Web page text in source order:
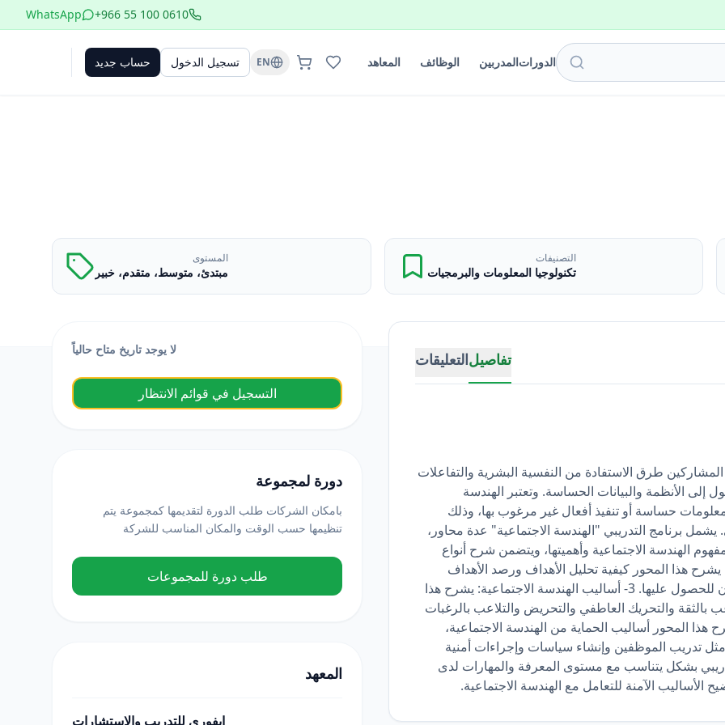
+966 55 100 0610
WhatsApp
الدوراتالمدربين الوظائف المعاهد EN تسجيل الدخول حساب جديد
التصنيفات
تكنولوجيا المعلومات والبرمجيات
المستوى
مبتدئ، متوسط، متقدم، خبير
تفاصيلالتعليقات
المشاركين طرق الاستفادة من النفسية البشرية والتفاعلات
الأنظمة والبيانات الحساسة. وتعتبر الهندسة
معلومات حساسة أو تنفيذ أفعال غير مرغوب بها، وذلك
برنامج التدريبي "الهندسة الاجتماعية" عدة محاور،
مفهوم الهندسة الاجتماعية وأهميتها، ويتضمن شرح أنواع
المختلفة. 2- تحليل الهدف: يشرح هذا المحور كيفية تحليل الأهداف ورصد الأهداف
المستهدفة والمعلومات الحساسة التي يسعى المهاجمون للحصول عليها. 3- أساليب الهندسة الاجتماعية: يشرح هذا
بالثقة والتحريك العاطفي والتحريض والتلاعب بالرغبات
تقنيات الحماية: يشرح هذا المحور أساليب الحماية من الهندسة الاجتماعية،
تدريب الموظفين وإنشاء سياسات وإجراءات أمنية
بشكل يتناسب مع مستوى المعرفة والمهارات لدى
الآمنة للتعامل مع الهندسة الاجتماعية.
لا يوجد تاريخ متاح حالياً
التسجيل في قوائم الانتظار
دورة لمجموعة
بامكان الشركات طلب الدورة لتقديمها كمجموعة يتم
تنظيمها حسب الوقت والمكان المناسب للشركة
طلب دورة للمجموعات
المعهد
ايفوري للتدريب والاستشارات